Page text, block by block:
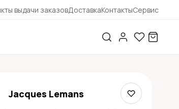
выдачи заказовДоставкаКонтактыСервис
Jacques Lemans